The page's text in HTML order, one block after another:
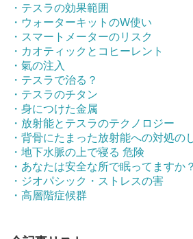
・テスラの効果範囲
・ウォーターキットのW使い
・スマートメーターのリスク
・カオティックとコヒーレント
・氣の注入
・テスラで治る？
・テスラのチタン
・身につけた金属
・放射能とテスラのテクノロジー
・背骨にたまった放射能への対処の
・地下水脈の上で寝る 危険
・あなたは安全な所で眠ってますか？
・ジオパシック・ストレスの害
・高層階症候群